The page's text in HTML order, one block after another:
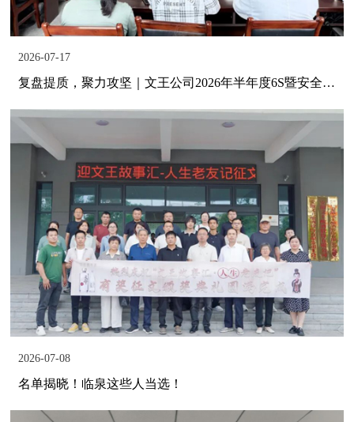
2026-07-17
复盘提质，聚力攻坚｜文王公司2026年半年度6S暨安全复盘会议圆满召开
2026-07-08
名单揭晓！临泉这些人当选！